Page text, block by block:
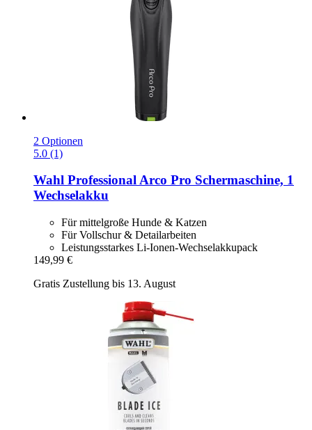
2 Optionen
5.0 (1)
Wahl ProfessionalArco Pro Schermaschine, 1
Wechselakku
Für mittelgroße Hunde & Katzen
Für Vollschur & Detailarbeiten
Leistungsstarkes Li-Ionen-Wechselakkupack
149,99 €
Gratis Zustellung bis 13. August